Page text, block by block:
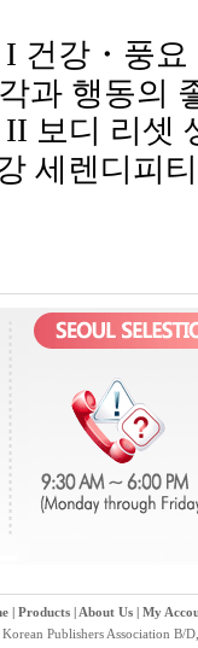
I 건강 ・ 풍요
과 행동의
II 보디 리셋
세렌디피
| Products| About Us| My
Korean Publishers Association B/